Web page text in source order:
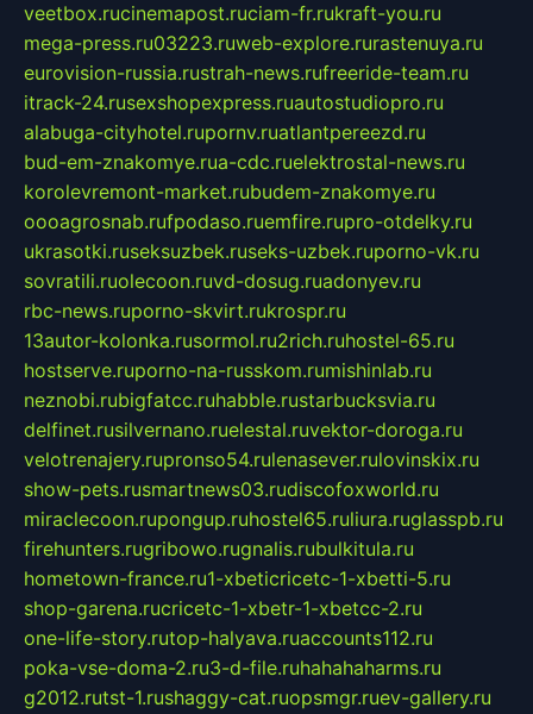
veetbox.rucinemapost.ruciam-fr.rukraft-you.ru
mega-press.ru03223.ruweb-explore.rurastenuya.ru
eurovision-russia.rustrah-news.rufreeride-team.ru
itrack-24.rusexshopexpress.ruautostudiopro.ru
alabuga-cityhotel.rupornv.ruatlantpereezd.ru
bud-em-znakomye.rua-cdc.ruelektrostal-news.ru
korolevremont-market.rubudem-znakomye.ru
oooagrosnab.rufpodaso.ruemfire.rupro-otdelky.ru
ukrasotki.ruseksuzbek.ruseks-uzbek.ruporno-vk.ru
sovratili.ruolecoon.ruvd-dosug.ruadonyev.ru
rbc-news.ruporno-skvirt.rukrospr.ru
13autor-kolonka.rusormol.ru2rich.ruhostel-65.ru
hostserve.ruporno-na-russkom.rumishinlab.ru
neznobi.rubigfatcc.ruhabble.rustarbucksvia.ru
delfinet.rusilvernano.ruelestal.ruvektor-doroga.ru
velotrenajery.rupronso54.rulenasever.rulovinskix.ru
show-pets.rusmartnews03.rudiscofoxworld.ru
miraclecoon.rupongup.ruhostel65.ruliura.ruglasspb.ru
firehunters.rugribowo.rugnalis.rubulkitula.ru
hometown-france.ru1-xbeticricetc-1-xbetti-5.ru
shop-garena.rucricetc-1-xbetr-1-xbetcc-2.ru
one-life-story.rutop-halyava.ruaccounts112.ru
poka-vse-doma-2.ru3-d-file.ruhahahaharms.ru
g2012.rutst-1.rushaggy-cat.ruopsmgr.ruev-gallery.ru